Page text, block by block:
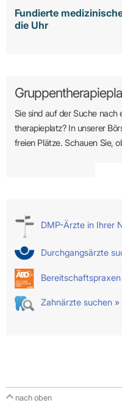
Fundierte
die Uhr
Sie sind auf der Suche
therapie­platz? In unserer
freien Plätze. Schauen Sie,
DMP-Ärzte in Ihrer
Durchgangsärzte
Zahnärzte suchen »
nach oben